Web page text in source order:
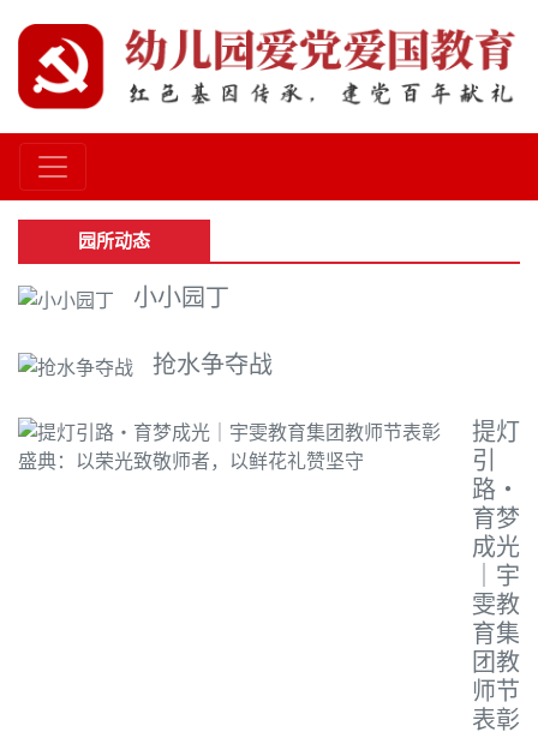
园所动态
小小园丁
抢水争夺战
提灯
引
路・
育梦
成光
｜宇
雯教
育集
团教
师节
表彰